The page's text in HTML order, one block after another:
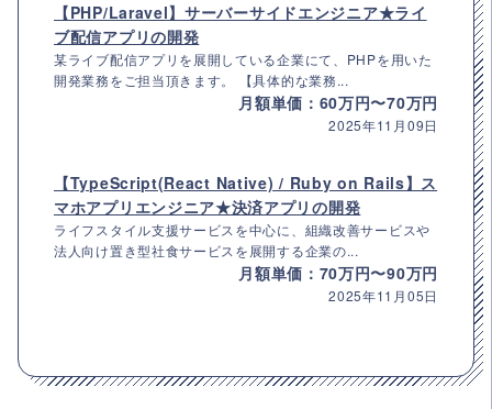
【PHP/Laravel】サーバーサイドエンジニア★ライ
ブ配信アプリの開発
某ライブ配信アプリを展開している企業にて、PHPを用いた
開発業務をご担当頂きます。 【具体的な業務...
月額単価：60万円〜70万円
2025年11月09日
【TypeScript(React Native) / Ruby on Rails】ス
マホアプリエンジニア★決済アプリの開発
ライフスタイル支援サービスを中心に、組織改善サービスや
法人向け置き型社食サービスを展開する企業の...
月額単価：70万円〜90万円
2025年11月05日